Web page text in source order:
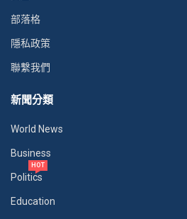
部落格
隱私政策
聯繫我們
新聞分類
World News
Business
Politics
HOT
Education